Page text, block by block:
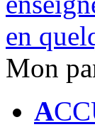
Mon
A